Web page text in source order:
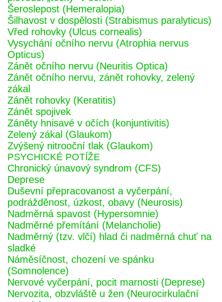
Šeroslepost (Hemeralopia)
Šilhavost v dospělosti (Strabismus paralyticus)
Vřed rohovky (Ulcus cornealis)
Vysychání očního nervu (Atrophia nervus
Opticus)
Zánět očního nervu (Neuritis Optica)
Zánět očního nervu, zánět rohovky, zelený
zákal
Zánět rohovky (Keratitis)
Zánět spojivek
Záněty hnisavé v očích (konjuntivitis)
Zelený zákal (Glaukom)
Zvýšený nitrooční tlak (Glaukom)
PSYCHICKÉ POTÍŽE
Chronický únavový syndrom (CFS)
Deprese
Duševní přepracovanost a vyčerpání,
podrážděnost, úzkost, obavy (Neurosis)
Nadměrná spavost (Hypersomnie)
Nadměrné přemítání (Melancholie)
Nadměrný (tzv. vlčí) hlad či nadměrná chuť na
sladké
Náměsíčnost, chození ve spánku
(Somnolence)
Nervové vyčerpání, pocit marnosti (Deprese)
Nervozita, obzvláště u žen (Neurocirkulační